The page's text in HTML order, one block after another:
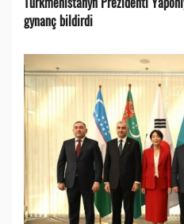
gynanç bildirdi